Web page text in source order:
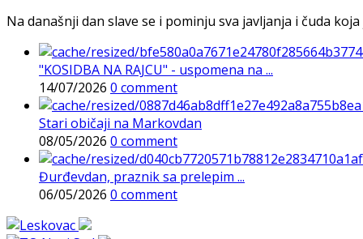
Na današnji dan slave se i pominju sva javljanja i čuda
"KOSIDBA NA RAJCU" - uspomena na ...
14/07/2026 0 comment
Stari običaji na Markovdan
08/05/2026 0 comment
Đurđevdan, praznik sa prelepim ...
06/05/2026 0 comment